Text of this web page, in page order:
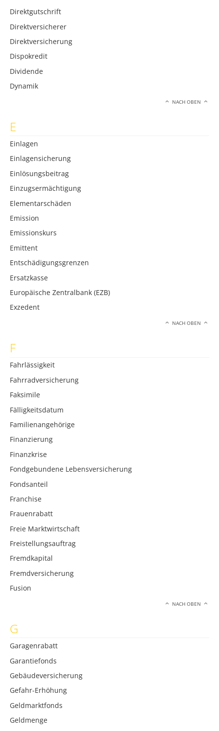
Direktgutschrift
Direktversicherer
Direktversicherung
Dispokredit
Dividende
Dynamik
NACH OBEN
E
Einlagen
Einlagensicherung
Einlösungsbeitrag
Einzugsermächtigung
Elementarschäden
Emission
Emissionskurs
Emittent
Entschädigungsgrenzen
Ersatzkasse
Europäische Zentralbank (EZB)
Exzedent
NACH OBEN
F
Fahrlässigkeit
Fahrradversicherung
Faksimile
Fälligkeitsdatum
Familienangehörige
Finanzierung
Finanzkrise
Fondgebundene Lebensversicherung
Fondsanteil
Franchise
Frauenrabatt
Freie Marktwirtschaft
Freistellungsauftrag
Fremdkapital
Fremdversicherung
Fusion
NACH OBEN
G
Garagenrabatt
Garantiefonds
Gebäudeversicherung
Gefahr-Erhöhung
Geldmarktfonds
Geldmenge